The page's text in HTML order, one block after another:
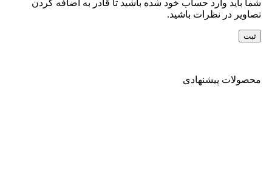
شما باید وارد حساب خود شده باشید تا قادر به اضافه کردن
تصاویر در نظرات باشید.
محصولات پیشنهادی